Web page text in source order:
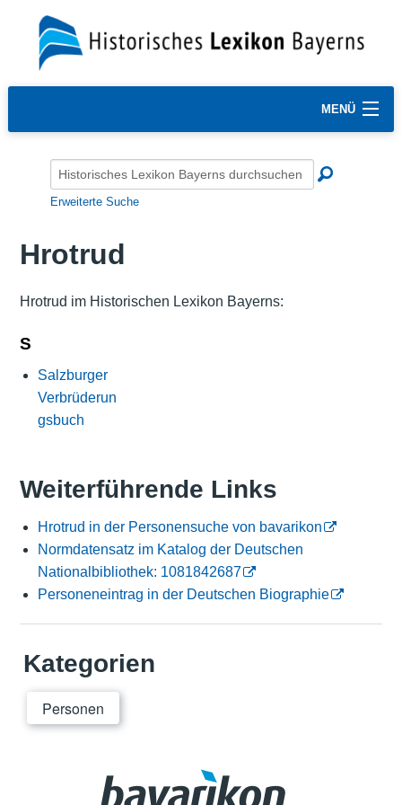
MENÜ
Erweiterte Suche
Hrotrud
Hrotrud im Historischen Lexikon Bayerns:
S
Salzburger
Verbrüderun
gsbuch
Weiterführende Links
Hrotrud in der Personensuche von bavarikon
Normdatensatz im Katalog der Deutschen
Nationalbibliothek: 1081842687
Personeneintrag in der Deutschen Biographie
Kategorien
Personen